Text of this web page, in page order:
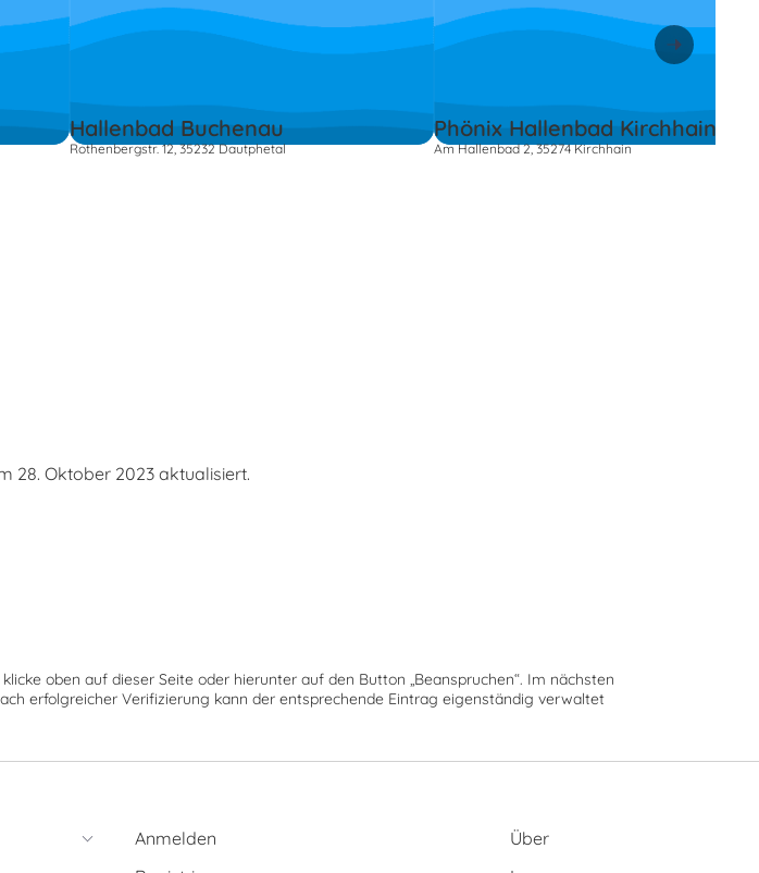
Hallenbad Buchenau
Rothenbergstr. 12, 35232 Dautphetal
Phönix Hallenbad Kirchhain
Am Hallenbad 2, 35274 Kirchhain
28. Oktober 2023 aktualisiert.
oben auf dieser Seite oder hierunter auf den Button „Beanspruchen“. Im nächsten
erfolgreicher Verifizierung kann der entsprechende Eintrag eigenständig verwaltet
Anmelden
Über